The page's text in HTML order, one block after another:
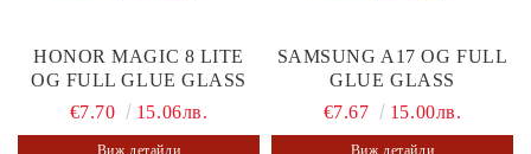
HONOR MAGIC 8 LITE
OG FULL GLUE GLASS
€7.70
15.06лв.
Виж детайли
SAMSUNG A17 OG FULL
GLUE GLASS
€7.67
15.00лв.
Виж детайли